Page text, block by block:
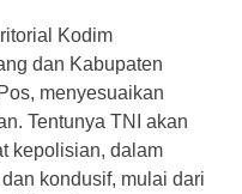
Kodim
dan Kabupaten
menyesuaikan
Tentunya TNI akan
kepolisian, dalam
kondusif, mulai dari